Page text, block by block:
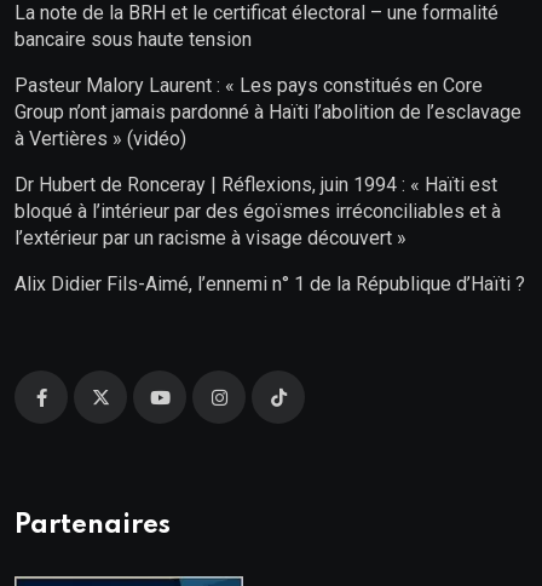
La note de la BRH et le certificat électoral – une formalité
bancaire sous haute tension
Pasteur Malory Laurent : « Les pays constitués en Core
Group n’ont jamais pardonné à Haïti l’abolition de l’esclavage
à Vertières » (vidéo)
Dr Hubert de Ronceray | Réflexions, juin 1994 : « Haïti est
bloqué à l’intérieur par des égoïsmes irréconciliables et à
l’extérieur par un racisme à visage découvert »
Alix Didier Fils-Aimé, l’ennemi n° 1 de la République d’Haïti ?
Partenaires